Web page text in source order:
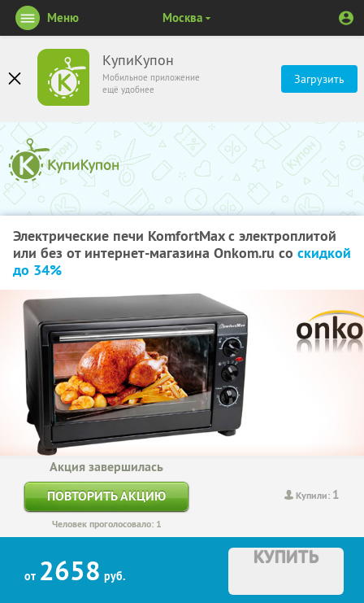
КупиКупон
Мобильное приложение
ещё удобнее
Загрузить
Меню Москва
Электрические печи KomfortMax с электроплитой
или без от интернет-магазина Onkom.ru со скидкой
до 34%
Купили: 1
Акция завершилась
ПОВТОРИТЬ АКЦИЮ
Человек проголосовало: 1
от 2658 руб.
КУПИТЬ